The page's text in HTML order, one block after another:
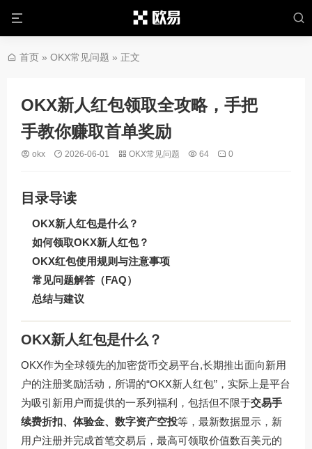
首页 » OKX常见问题 » 正文
OKX新人红包领取全攻略，手把
手教你赚取首单奖励
okx 2026-06-01 OKX常见问题 64 0
目录导读
OKX新人红包是什么？
如何领取OKX新人红包？
OKX红包使用规则与注意事项
常见问题解答（FAQ）
总结与建议
OKX新人红包是什么？
OKX作为全球领先的加密货币交易平台,长期推出面向新用
户的注册奖励活动，所谓的“OKX新人红包”，实际上是平台
为吸引新用户而提供的一系列福利，包括但不限于交易手
续费折扣、体验金、数字资产空投等，最新数据显示，新
用户注册并完成首笔交易后，最高可领取价值数百美元的